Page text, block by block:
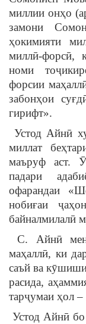
миллии онҳо
замони
ҳокимияти
миллӣ-форсӣ,
номи
форсии
забонҳои
гирифт».
Устод Айнӣ
миллат
маъруф аст.
падари
офарандаи
нобиғаи
байналмилалӣ
С. Айнӣ
маҳаллӣ, ки
саъй ва
расида,
тарҷумаи ҳол
Устод Айнӣ бо